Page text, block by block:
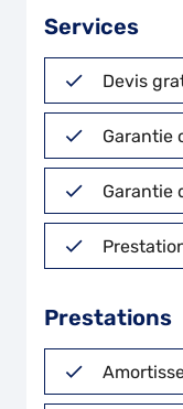
Services
Devis
Garantie
Garantie
Prestations